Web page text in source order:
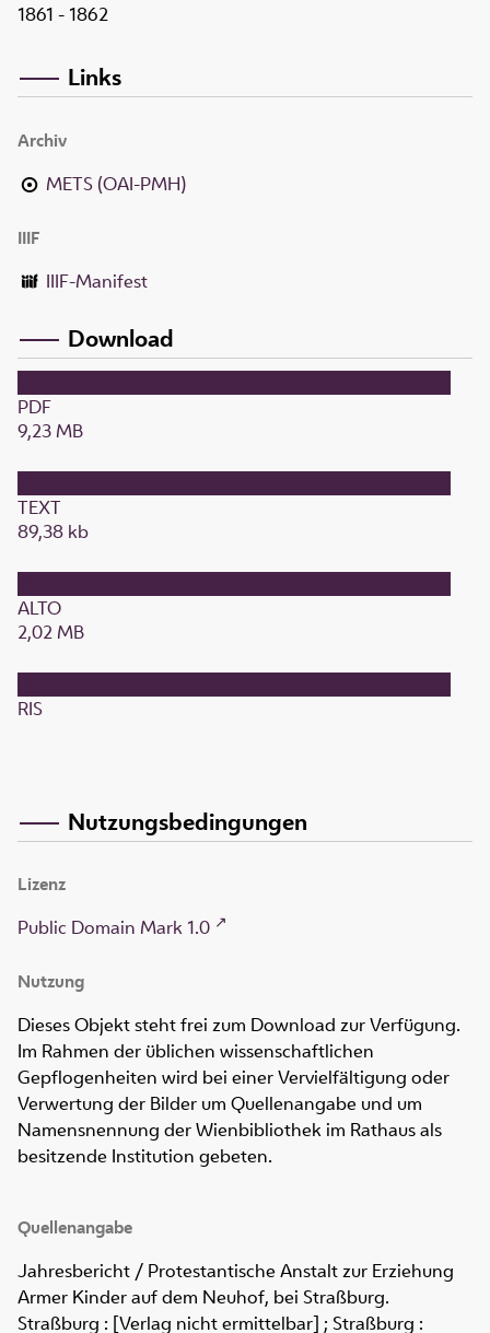
1861 - 1862
Links
Archiv
METS (OAI-PMH)
IIIF
IIIF-Manifest
Download
PDF
9,23 MB
TEXT
89,38 kb
ALTO
2,02 MB
RIS
Nutzungsbedingungen
Lizenz
Public Domain Mark 1.0
Nutzung
Dieses Objekt steht frei zum Download zur Verfügung.
Im Rahmen der üblichen wissenschaftlichen
Gepflogenheiten wird bei einer Vervielfältigung oder
Verwertung der Bilder um Quellenangabe und um
Namensnennung der Wienbibliothek im Rathaus als
besitzende Institution gebeten.
Quellenangabe
Jahresbericht / Protestantische Anstalt zur Erziehung
Armer Kinder auf dem Neuhof, bei Straßburg.
Straßburg : [Verlag nicht ermittelbar] ; Straßburg :